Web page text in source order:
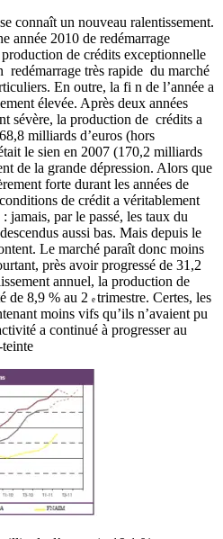
connaît un nouveau ralentissement.
année 2010 de redémarrage
de crédits exceptionnelle
redémarrage très rapide du marché
En outre, la fi n de l’année a
élevée. Après deux années
sévère, la production de crédits a
milliards d’euros (hors
le sien en 2007 (170,2 milliards
de la grande dépression. Alors que
forte durant les années de
de crédit a véritablement
jamais, par le passé, les taux du
aussi bas. Mais depuis le
Le marché paraît donc moins
près avoir progressé de 31,2
annuel, la production de
de 8,9 % au 2 e trimestre. Certes, les
moins vifs qu’ils n’avaient pu
a continué à progresser au